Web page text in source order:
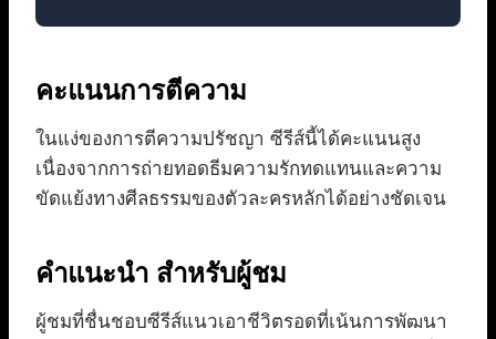
คะแนนการตีความ
ในแง่ของการตีความปรัชญา ซีรีส์นี้ได้คะแนนสูง
เนื่องจากการถ่ายทอดธีมความรักทดแทนและความ
ขัดแย้งทางศีลธรรมของตัวละครหลักได้อย่างชัดเจน
คำแนะนำ สำหรับผู้ชม
ผู้ชมที่ชื่นชอบซีรีส์แนวเอาชีวิตรอดที่เน้นการพัฒนา